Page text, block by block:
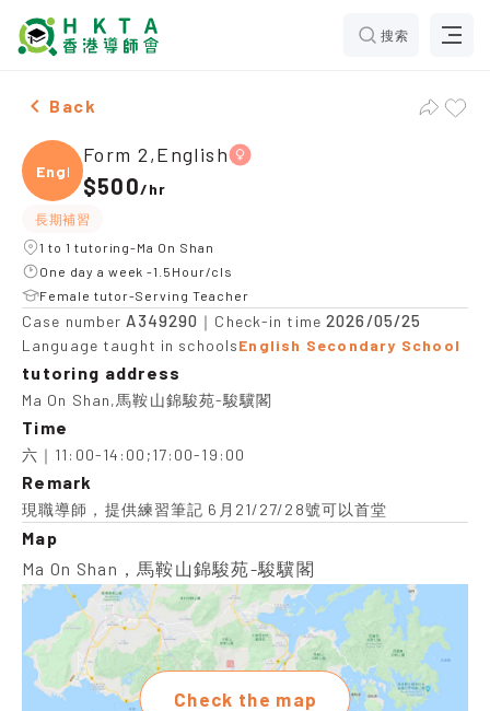
搜索
Female Form 2,English，Ma On Shan Tuition
Back
Engli
Form 2,English
$500/hr
長期補習
1 to 1 tutoring-Ma On Shan
One day a week -1.5Hour/cls
Female tutor-Serving Teacher
Case number A349290 ｜Check-in time2026/05/25
Language taught in schoolsEnglish Secondary School
tutoring address
Ma On Shan,馬鞍山錦駿苑-駿驥閣
Time
六｜11:00-14:00;17:00-19:00
Remark
現職導師，提供練習筆記 6月21/27/28號可以首堂
Map
Ma On Shan，馬鞍山錦駿苑-駿驥閣
Check the map